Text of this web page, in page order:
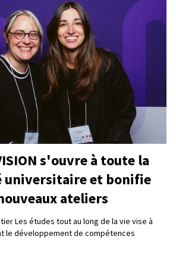
s'ouvre à toute la
universitaire et bonifie
ateliers
Les études tout au long de la vie vise à
le développement de compétences